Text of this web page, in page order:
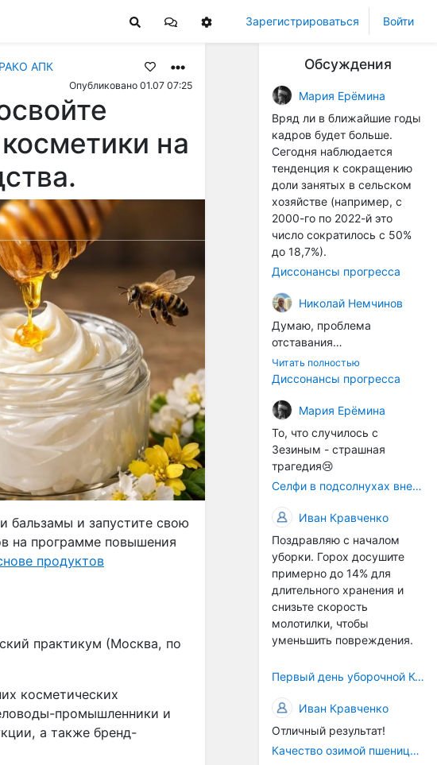
Зарегистрироваться Войти
АПК
Опубликовано 01.07 07:25
на
бальзамы и запустите свою
на программе повышения
продуктов
практикум (Москва, по
косметических
промышленники и
а также бренд-
Обсуждения
Мария Ерёмина
Вряд ли в ближайшие годы
кадров будет больше.
Сегодня наблюдается
тенденция к сокращению
доли занятых в сельском
хозяйстве (например, с
2000-го по 2022-й это
число сократилось с 50%
до 18,7%).
Диссонансы прогресса
Николай Немчинов
Думаю, проблема
отставания
технологичности
оборудования в
окажется связана с
кадрами. Их надо будет
все больше, чтобы
затыкать
образовывающиеся
технологические дыры. И
это в рамках
существующих реалий для
людей принимающих
решения как раз хорошо,
само село окажется при
деле, да и количество
задействованных в
сельхозпоризводстве
кадров таким образом
Читать полностью
Диссонансы прогресса
Мария Ерёмина
То, что случилось с
Зезиным - страшная
трагедия😢
Селфи в подсолнухах вне закона: За проникновение на сельхозземли без разрешения хотят штрафовать
Иван Кравченко
Поздравляю с началом
уборки. Горох досушите
примерно до 14% для
длительного хранения и
снизьте скорость
молотилки, чтобы
уменьшить повреждения.
Первый день уборочной Компании 2026🫡Считаю открытым.
Иван Кравченко
Отличный результат!
Качество озимой пшеницы 2026 год